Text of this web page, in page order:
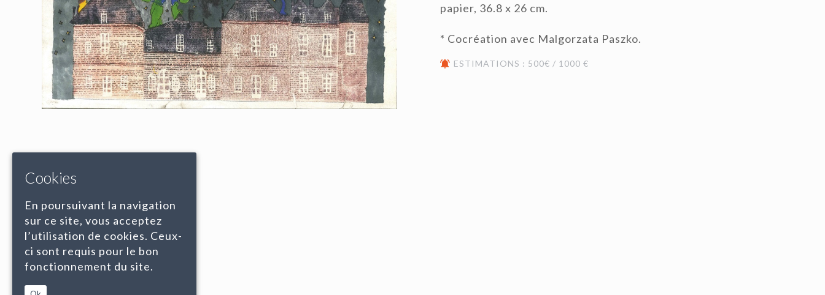
papier, 36.8 x 26 cm.
* Cocréation avec Malgorzata Paszko.
ESTIMATIONS : 500€ / 1000 €
Cookies
En poursuivant la navigation
sur ce site, vous acceptez
l’utilisation de cookies. Ceux-
ci sont requis pour le bon
fonctionnement du site.